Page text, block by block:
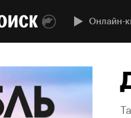
Онлайн-